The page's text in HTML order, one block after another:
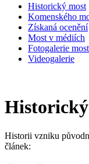
Historický most
Komenského
Získaná ocenění
Most v médiích
Fotogalerie
Videogalerie
Historii vzniku
článek: